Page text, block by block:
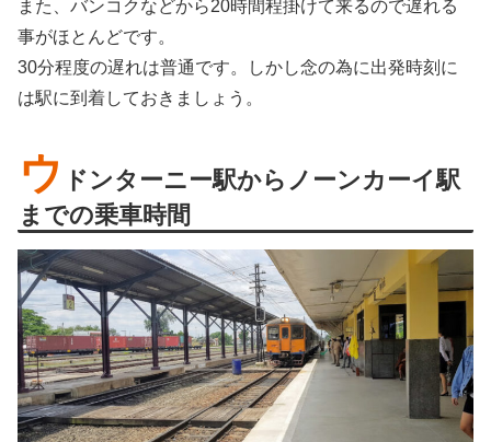
また、バンコクなどから20時間程掛けて来るので遅れる
事がほとんどです。
30分程度の遅れは普通です。しかし念の為に出発時刻に
は駅に到着しておきましょう。
ウ ドンターニー駅からノーンカーイ駅
までの乗車時間